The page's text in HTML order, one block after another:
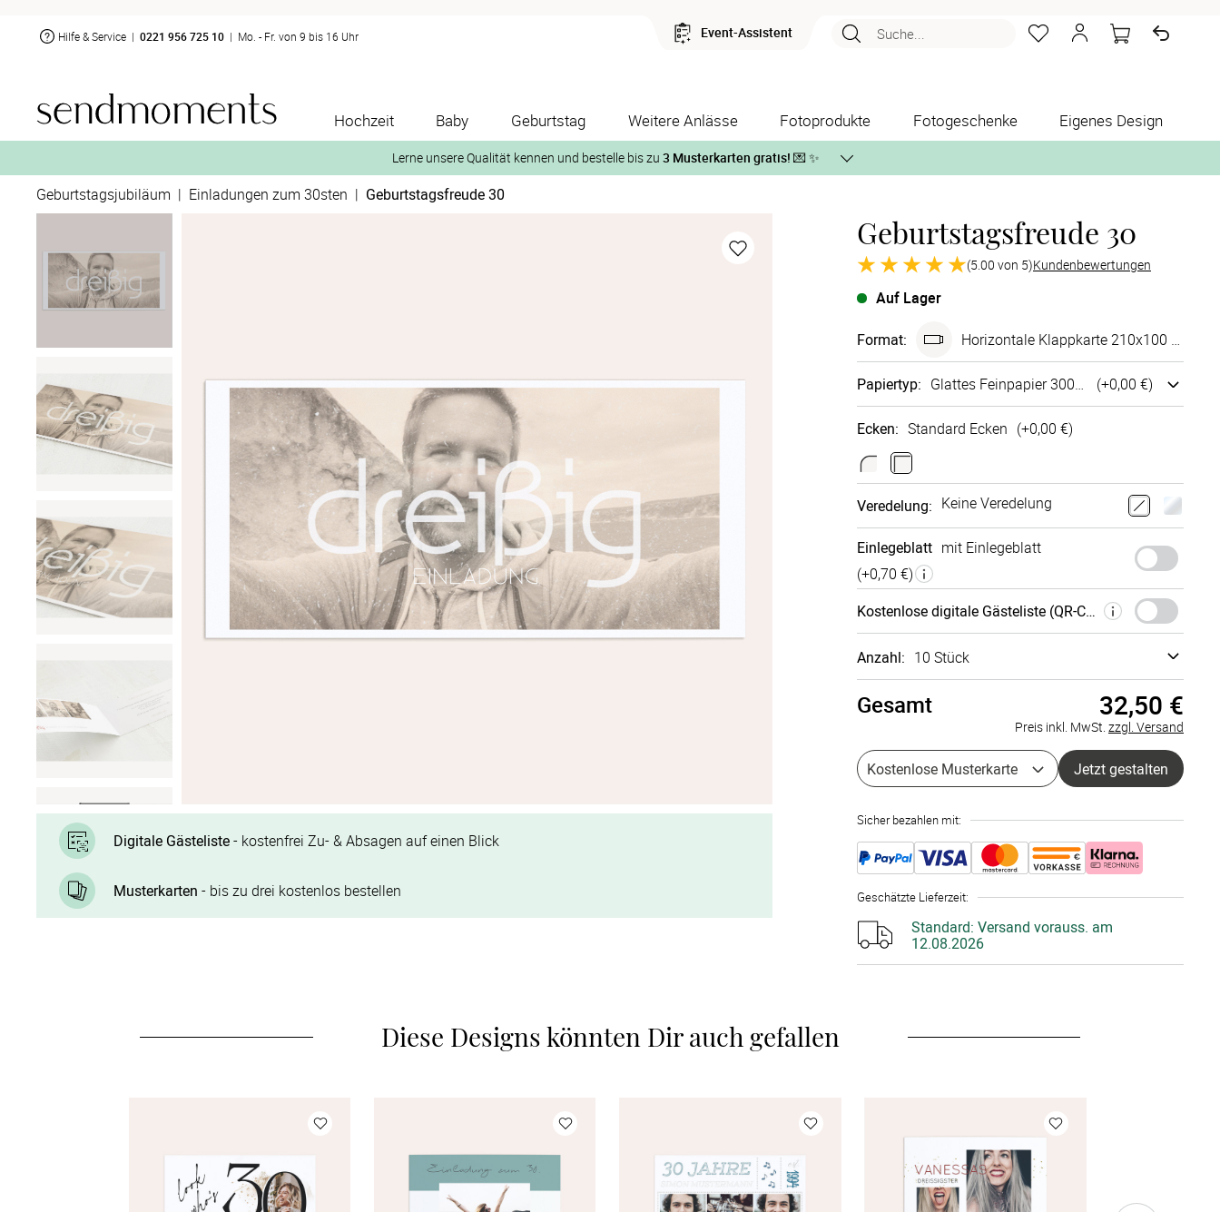
Hilfe & Service | 0221 956 725 10 | Mo. - Fr. von 9 bis 16 Uhr Event-Assistent Suche...
Hochzeit Baby Geburtstag Weitere Anlässe Fotoprodukte Fotogeschenke Eigenes Design
Lerne unsere Qualität kennen und bestelle bis zu 3 Musterkarten gratis! 💌 ✨
auf der jeweiligen Produktseite und lasse Dir die Karten kostenlos per Post zusenden.
Geburtstagsjubiläum | Einladungen zum 30sten | Geburtstagsfreude 30
Digitale Gästeliste- kostenfrei Zu- & Absagen auf einen Blick
Musterkarten - bis zu drei kostenlos bestellen
Geburtstagsfreude 30
(5.00 von 5)Kundenbewertungen
Auf Lager
Format: Ho­ri­zon­tale Klappkarte 210x100 mm
Papiertyp: Glattes Fein­papier 300g/m² (+0,00 €)
Glattes
300g/m²
+0,00 €
Bütten­
struktur
250g/m²
+0,35 €
Hoch­glanz
300g/m²
+0,20 €
Sirio Pearl
250g/m²
0,40 €
300g/m²
Ecken: Standard Ecken (+0,00 €)
Veredelung: Keine Veredelung
Einlegeblatt mit Einlegeblatt
(+0,70 €)
Kosten­lose digi­tale Gäste­liste (QR-Code)
Anzahl: 10 Stück
Musterkarte à 0,00 €
10 Stück à 3,25 €
15 Stück
20 Stück à 2,85 €
25 Stück
30 Stück à 2,55 €
50 Stück
55 Stück
Gesamt 32,50 €
Preis inkl. MwSt. zzgl. Versand
Kostenlose Musterkarte Jetzt gestalten
Sicher bezahlen mit:
Geschätzte Lieferzeit:
Standard: Versand vorauss. am
12.08.2026
Diese Designs könnten Dir auch gefallen